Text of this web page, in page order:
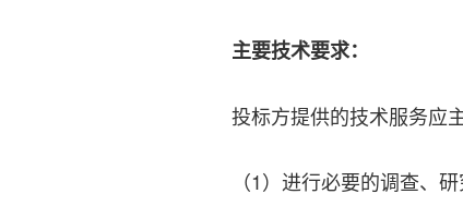
主要技术要求：
投标方提供的技术服务应
（1）进行必要的调查、